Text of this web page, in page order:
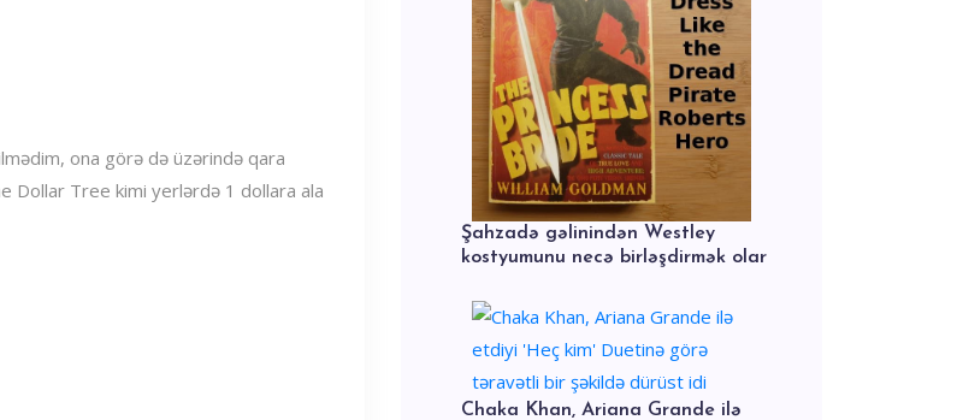
ona görə də üzərində qara
Dollar Tree kimi yerlərdə 1 dollara ala
Şahzadə gəlinindən Westley
kostyumunu necə birləşdirmək olar
Chaka Khan, Ariana Grande ilə